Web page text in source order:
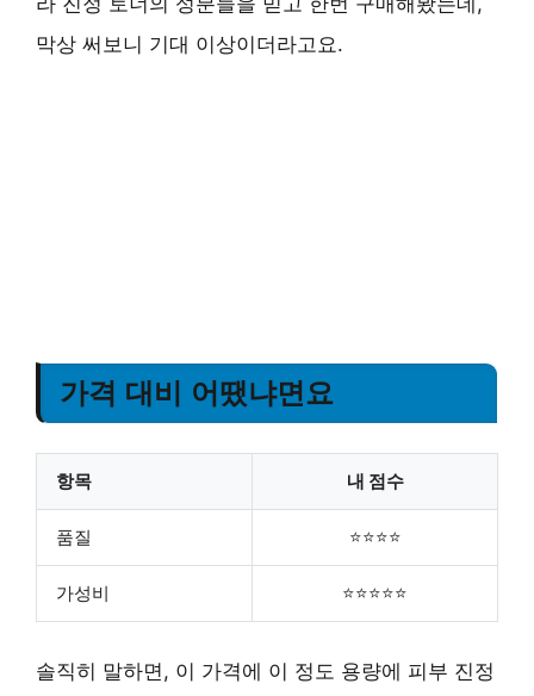
막상 써보니 기대 이상이더라고요.
가격 대비 어땠냐면요
항목 내 점수
품질 ⭐⭐⭐⭐
가성비 ⭐⭐⭐⭐⭐
솔직히 말하면, 이 가격에 이 정도 용량에 피부 진정